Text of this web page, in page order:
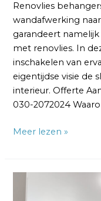
Renovlies
wandafwerking
garandeert
met renovlies. In
inschakelen van
eigentijdse visie de
interieur. Offerte
030-2072024
Meer lezen »
Renovlies